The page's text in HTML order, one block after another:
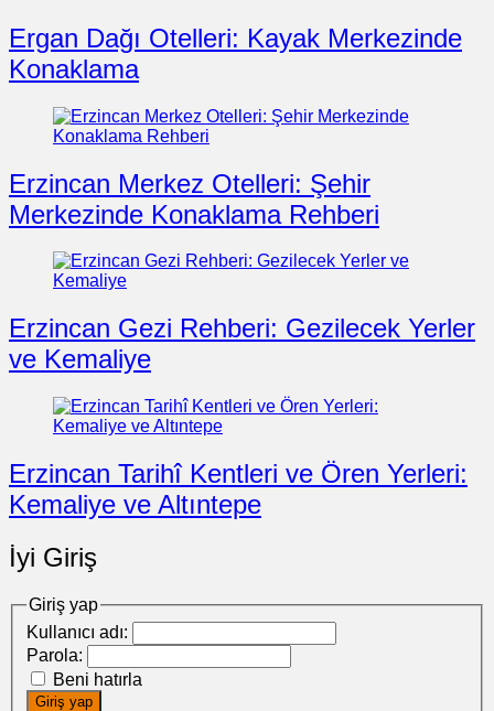
Ergan Dağı Otelleri: Kayak Merkezinde
Konaklama
Erzincan Merkez Otelleri: Şehir
Merkezinde Konaklama Rehberi
Erzincan Gezi Rehberi: Gezilecek Yerler
ve Kemaliye
Erzincan Tarihî Kentleri ve Ören Yerleri:
Kemaliye ve Altıntepe
İyi Giriş
Giriş yap
Kullanıcı adı:
Parola:
Beni hatırla
Giriş yap